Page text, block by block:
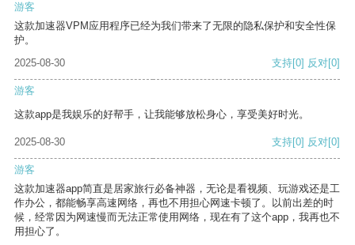
游客
这款加速器VPM应用程序已经为我们带来了无限的隐私保护和安全性保
护。
2025-08-30
支持[0] 反对[0]
游客
这款app是我娱乐的好帮手，让我能够放松身心，享受美好时光。
2025-08-30 支持[0] 反对[0]
游客
这款加速器app简直是居家旅行必备神器，无论是看视频、玩游戏还是工
作办公，都能畅享高速网络，再也不用担心网速卡顿了。以前出差的时
候，经常因为网速慢而无法正常使用网络，现在有了这个app，我再也不
用担心了。